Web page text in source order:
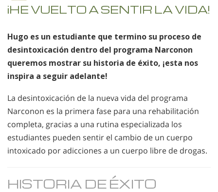
¡HE VUELTO A SENTIR LA VIDA!
Hugo es un estudiante que termino su proceso de
desintoxicación dentro del programa Narconon
queremos mostrar su historia de éxito, ¡esta nos
inspira a seguir adelante!
La desintoxicación de la nueva vida del programa
Narconon es la primera fase para una rehabilitación
completa, gracias a una rutina especializada los
estudiantes pueden sentir el cambio de un cuerpo
intoxicado por adicciones a un cuerpo libre de drogas.
HISTORIA DE ÉXITO